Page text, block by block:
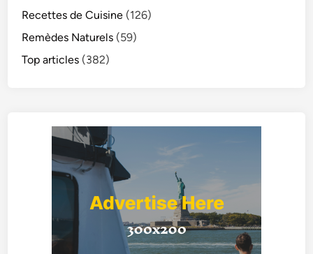
Recettes de Cuisine (126)
Remèdes Naturels (59)
Top articles (382)